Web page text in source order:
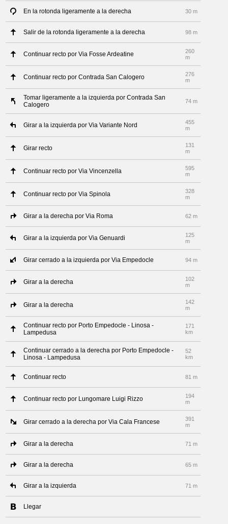
En la rotonda ligeramente a la derecha 30 m
Salir de la rotonda ligeramente a la derecha 98 m
Continuar recto por Via Fosse Ardeatine
260
m
Continuar recto por Contrada San Calogero
276
m
Tomar ligeramente a la izquierda por Contrada San
Calogero
74 m
Girar a la izquierda por Via Variante Nord
455
m
Girar recto
131
m
Continuar recto por Via Vincenzella
595
m
Continuar recto por Via Spinola
328
m
Girar a la derecha por Via Roma 62 m
Girar a la izquierda por Via Genuardi
125
m
Girar cerrado a la izquierda por Via Empedocle 94 m
Girar a la derecha
102
m
Girar a la derecha
142
m
Continuar recto por Porto Empedocle - Linosa -
Lampedusa
171
km
Continuar cerrado a la derecha por Porto Empedocle -
Linosa - Lampedusa
52
km
Continuar recto 81 m
Continuar recto por Lungomare Luigi Rizzo
194
m
Girar cerrado a la derecha por Via Cala Francese
391
m
Girar a la derecha 71 m
Girar a la derecha 65 m
Girar a la izquierda 71 m
Llegar